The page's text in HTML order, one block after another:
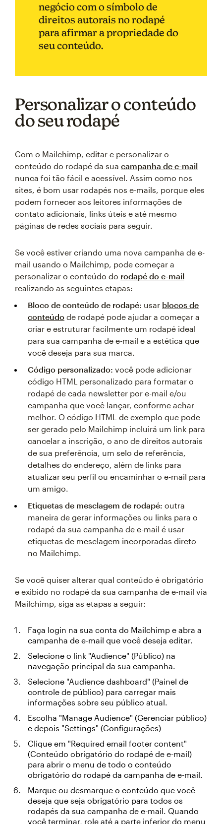
negócio com o símbolo de
direitos autorais no rodapé
para afirmar a propriedade do
seu conteúdo.
Personalizar o conteúdo
do seu rodapé
Com o Mailchimp, editar e personalizar o
conteúdo do rodapé da sua campanha de e-mail
nunca foi tão fácil e acessível. Assim como nos
sites, é bom usar rodapés nos e-mails, porque eles
podem fornecer aos leitores informações de
contato adicionais, links úteis e até mesmo
páginas de redes sociais para seguir.
Se você estiver criando uma nova campanha de e-
mail usando o Mailchimp, pode começar a
personalizar o conteúdo do rodapé do e-mail
realizando as seguintes etapas:
Bloco de conteúdo de rodapé: usar blocos de
conteúdo de rodapé pode ajudar a começar a
criar e estruturar facilmente um rodapé ideal
para sua campanha de e-mail e a estética que
você deseja para sua marca.
Código personalizado: você pode adicionar
código HTML personalizado para formatar o
rodapé de cada newsletter por e-mail e/ou
campanha que você lançar, conforme achar
melhor. O código HTML de exemplo que pode
ser gerado pelo Mailchimp incluirá um link para
cancelar a inscrição, o ano de direitos autorais
de sua preferência, um selo de referência,
detalhes do endereço, além de links para
atualizar seu perfil ou encaminhar o e-mail para
um amigo.
Etiquetas de mesclagem de rodapé: outra
maneira de gerar informações ou links para o
rodapé da sua campanha de e-mail é usar
etiquetas de mesclagem incorporadas direto
no Mailchimp.
Se você quiser alterar qual conteúdo é obrigatório
e exibido no rodapé da sua campanha de e-mail via
Mailchimp, siga as etapas a seguir:
Faça login na sua conta do Mailchimp e abra a
campanha de e-mail que você deseja editar.
Selecione o link "Audience" (Público) na
navegação principal da sua campanha.
Selecione "Audience dashboard" (Painel de
controle de público) para carregar mais
informações sobre seu público atual.
Escolha "Manage Audience" (Gerenciar público)
e depois "Settings" (Configurações)
Clique em "Required email footer content"
(Conteúdo obrigatório do rodapé de e-mail)
para abrir o menu de todo o conteúdo
obrigatório do rodapé da campanha de e-mail.
Marque ou desmarque o conteúdo que você
deseja que seja obrigatório para todos os
rodapés da sua campanha de e-mail. Quando
você terminar, role até a parte inferior do menu